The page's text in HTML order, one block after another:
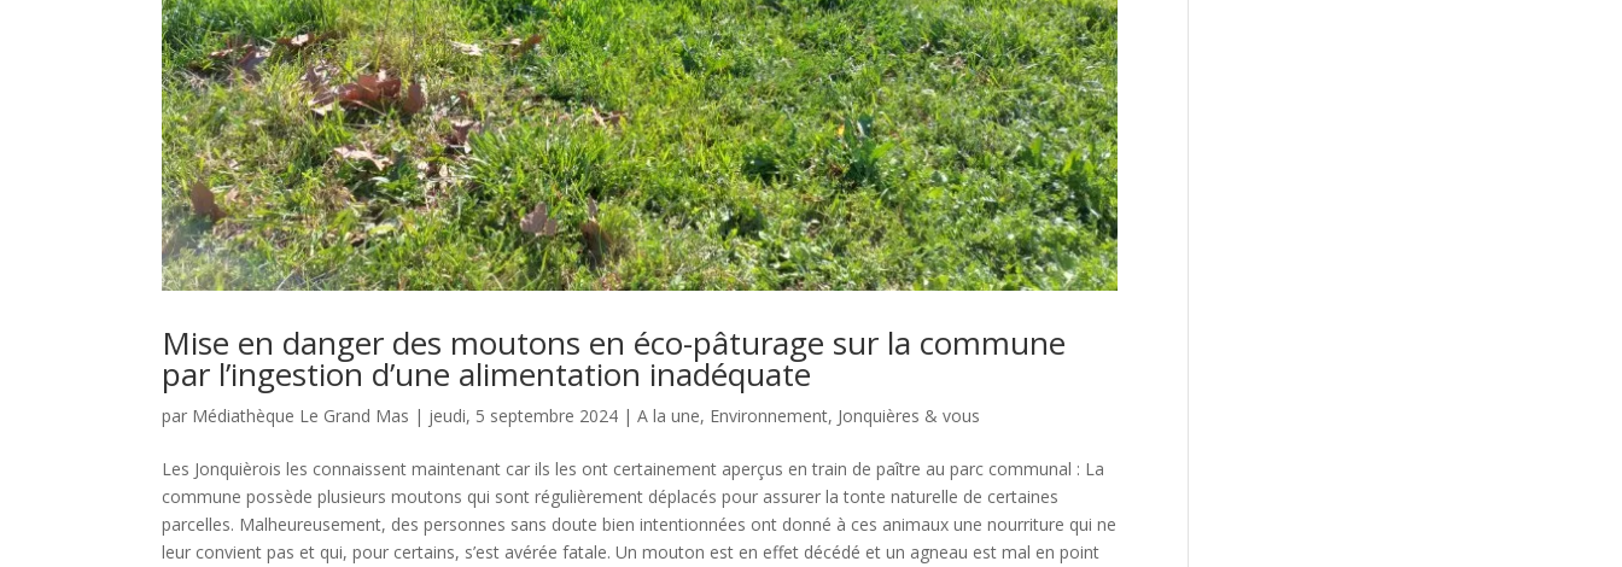
Mise en danger des moutons en éco-pâturage sur la commune
par l’ingestion d’une alimentation inadéquate
par Médiathèque Le Grand Mas | jeudi, 5 septembre 2024 |A la une, Environnement, Jonquières & vous
Les Jonquièrois les connaissent maintenant car ils les ont certainement aperçus en train de paître au parc communal : La
commune possède plusieurs moutons qui sont régulièrement déplacés pour assurer la tonte naturelle de certaines
parcelles. Malheureusement, des personnes sans doute bien intentionnées ont donné à ces animaux une nourriture qui ne
leur convient pas et qui, pour certains, s’est avérée fatale. Un mouton est en effet décédé et un agneau est mal en point